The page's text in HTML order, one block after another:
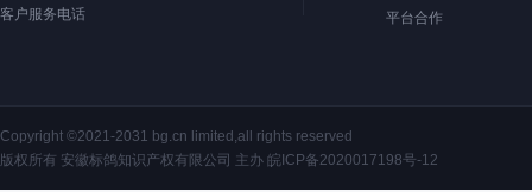
客户服务电话 平台合作
Copyright ©2021-2031 bg.cn limited,all rights reserved
版权所有 安徽标鸽知识产权有限公司 主办 皖ICP备2020017198号-12